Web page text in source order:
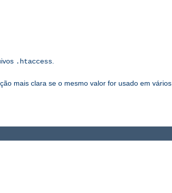
.htaccess
mais clara se o mesmo valor for usado em vários